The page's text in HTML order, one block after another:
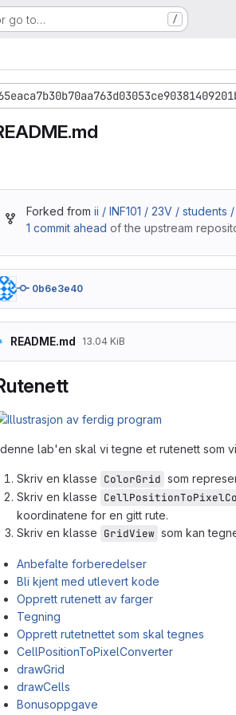
go to… /
Forked from ii / INF101 / 23V / students
1 commit ahead of the upstream
0b6e3e40
README.md 13.04 KiB
lab'en skal vi tegne et rutenett som
Skriv en klasse ColorGrid som
Skriv en klasse
koordinatene for en gitt rute.
Skriv en klasse GridView som kan
Anbefalte forberedelser
Bli kjent med utlevert kode
Opprett rutenett av farger
Tegning
Opprett rutetnettet som skal tegnes
CellPositionToPixelConverter
drawGrid
drawCells
Bonusoppgave